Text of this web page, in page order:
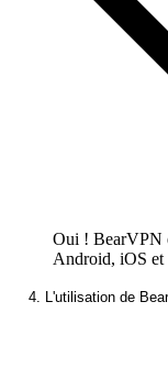
Oui ! BearVPN
Android, iOS et
4. L'utilisation de